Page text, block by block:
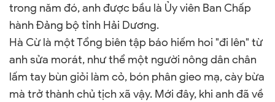
trong năm đó, anh được bầu là Ủy viên Ban Chấp
hành Đảng bộ tỉnh Hải Dương.
Hà Cừ là một Tổng biên tập báo hiếm hoi "đi lên" từ
anh sửa morát, như thể một người nông dân chân
lấm tay bùn giỏi làm cỏ, bón phân gieo mạ, cày bừa
mà trở thành chủ tịch xã vậy. Mới đây, khi anh đã về